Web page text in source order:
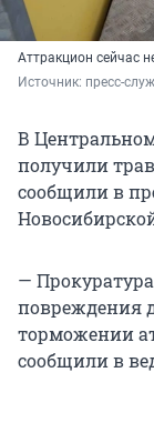
Аттракцион сейчас
Источник: пресс-
В
получили
сообщили в
—
повреждения
торможении
сообщили в